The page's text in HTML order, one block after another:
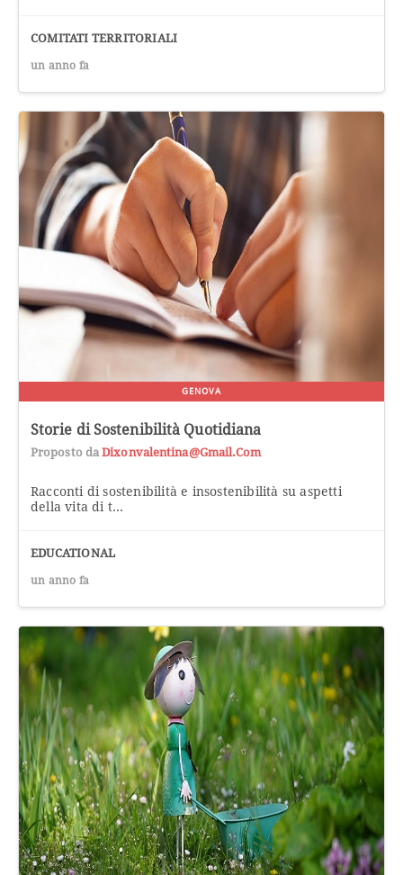
COMITATI TERRITORIALI
un anno fa
GENOVA
Storie di Sostenibilità Quotidiana
Proposto da Dixonvalentina@gmail.com
Racconti di sostenibilità e insostenibilità su aspetti
della vita di t...
EDUCATIONAL
un anno fa